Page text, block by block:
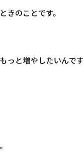
きのことです。
っと増やしたいんで